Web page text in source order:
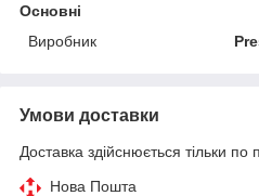
Основні
Виробник
Умови доставки
Доставка здійснюється тільки по
Нова Пошта